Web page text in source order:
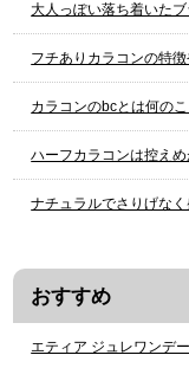
大人っぽい落ち着いた
フチありカラコンの特
カラコンのbcとは何の
ハーフカラコンは控え
ナチュラルでさりげな
おすすめ
エティア ジュレワンデー